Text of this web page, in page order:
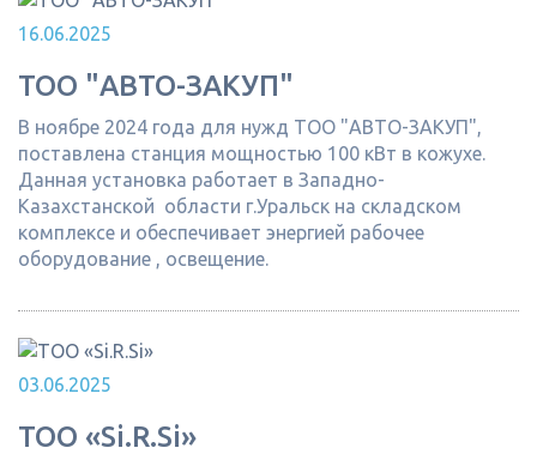
16.06.2025
ТОО "АВТО-ЗАКУП"
В ноябре 2024 года для нужд ТОО "АВТО-ЗАКУП",
поставлена станция мощностью 100 кВт в кожухе.
Данная установка работает в Западно-
Казахстанской области г.Уральск на складском
комплексе и обеспечивает энергией рабочее
оборудование , освещение.
03.06.2025
ТОО «Si.R.Si»